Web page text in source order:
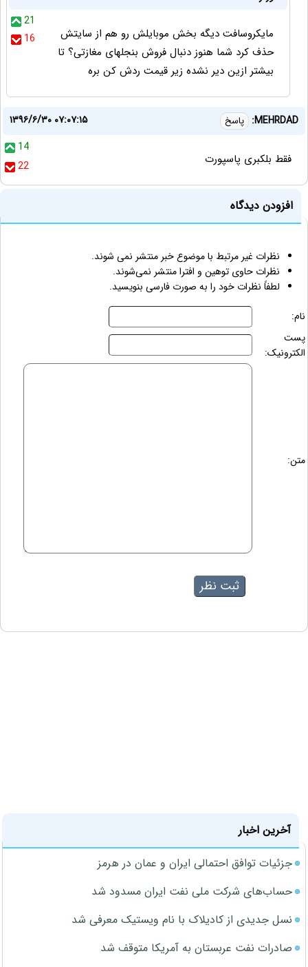
21
16
مایکروسافت دیگه بخش موبایلش رو هم از سایتش
حذف کرد شما هنوز دنبال فروش بنجلهای مغازتی؟ تا
بیشتر ازین دیر نشده زیر قیمت ردش کن بره
MEHRDAD: پاسخ
۱۳۹۶/۶/۳۰ ۰۷:۰۷:۱۵
14
22
فقط بلکبری پاسپورت
افزودن دیدگاه
نظرات غیر مرتبط با موضوع خبر منتشر نمی شوند.
نظرات حاوی توهین و افترا منتشر نمی‌شوند.
لطفاً نظرات خود را به صورت فارسی بنویسید.
نام:
پست
الکترونیک:
متن:
آخرین اخبار
جزئیات توافق احتمالی ایران و عمان در هرمز
حساب‌های شرکت ملی نفت ایران مسدود شد
نسل جدیدی از کادیلاک با نام ویستیک معرفی شد
صادرات نفت عربستان به آمریکا متوقف شد